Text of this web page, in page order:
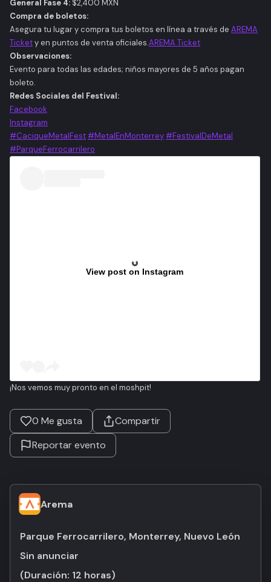
General Fase 4: $2,400 MXN​
Compra de boletos:
Asegura tu lugar y compra tus boletos en línea a través de AREMA
Tickety en puntos de venta oficiales.​AREMA Ticket
Observaciones:
Evento para todas las edades; niños mayores de 5 años pagan
boleto.​
Redes Sociales del Festival:
Facebook
Instagram
#CaciqueMetalFest #MetalEnMonterrey #FestivalDeMetal
#ParqueFerrocarrilero
View post on Instagram
¡Nos vemos muy pronto en el moshpit!
0 Me gusta
Compartir
Reportar evento
Arema
Parque Ferrocarrilero, Monterrey, Nuevo León
Sin anunciar
(Duración: 12 horas)